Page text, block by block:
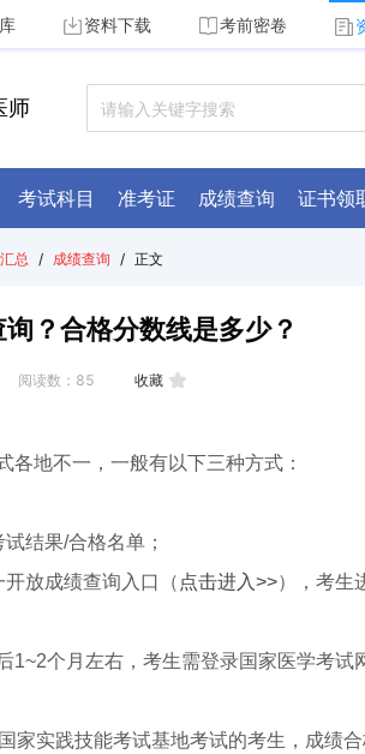
资料下载 考前密卷
师
考试科目 准考证 成绩查询 证书领
总 / 成绩查询 / 正文
？合格分数线是多少？
阅读数： 85 收藏
地不一，一般有以下三种方式：
结果/合格名单；
放成绩查询入口（ 点击进入>>），考生
1~2个月左右，考生需登录国家医学考试
家实践技能考试基地考试的考生，成绩合